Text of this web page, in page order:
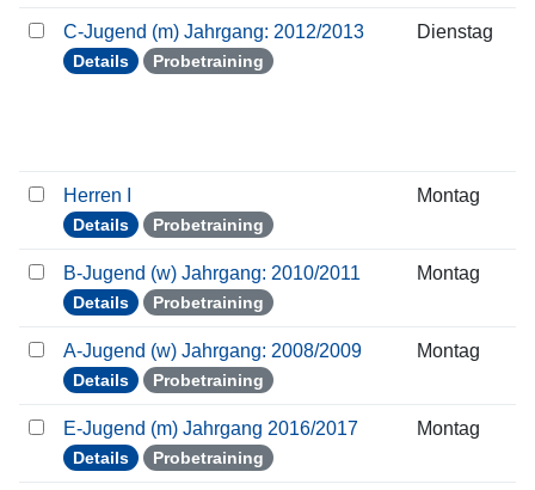
C-Jugend (m) Jahrgang: 2012/2013
Details Probetraining
Dienstag
Herren I
Details Probetraining
Montag
B-Jugend (w) Jahrgang: 2010/2011
Details Probetraining
Montag
A-Jugend (w) Jahrgang: 2008/2009
Details Probetraining
Montag
E-Jugend (m) Jahrgang 2016/2017
Details Probetraining
Montag